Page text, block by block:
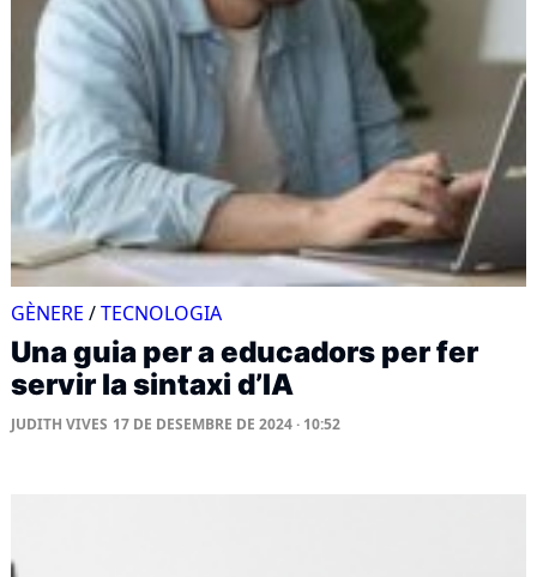
GÈNERE /TECNOLOGIA
Una guia per a educadors per fer
servir la sintaxi d’IA
JUDITH VIVES 17 DE DESEMBRE DE 2024 · 10:52